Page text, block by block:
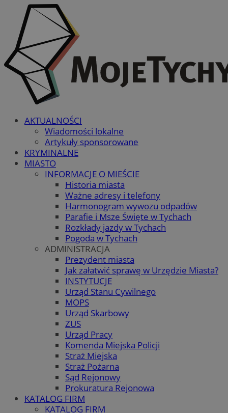
AKTUALNOŚCI
Wiadomości lokalne
Artykuły sponsorowane
KRYMINALNE
MIASTO
INFORMACJE O MIEŚCIE
Historia miasta
Ważne adresy i telefony
Harmonogram wywozu odpadów
Parafie i Msze Święte w Tychach
Rozkłady jazdy w Tychach
Pogoda w Tychach
ADMINISTRACJA
Prezydent miasta
Jak załatwić sprawę w Urzędzie Miasta?
INSTYTUCJE
Urząd Stanu Cywilnego
MOPS
Urząd Skarbowy
ZUS
Urząd Pracy
Komenda Miejska Policji
Straż Miejska
Straż Pożarna
Sąd Rejonowy
Prokuratura Rejonowa
KATALOG FIRM
KATALOG FIRM